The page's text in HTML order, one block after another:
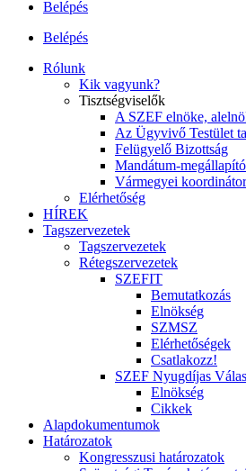
Belépés
Belépés
Rólunk
Kik vagyunk?
Tisztségviselők
A SZEF elnöke,
Az Ügyvivő Testület
Felügyelő Bizottság
Mandátum-
Vármegyei
Elérhetőség
HÍREK
Tagszervezetek
Tagszervezetek
Rétegszervezetek
SZEFIT
Bemutatkozás
Elnökség
SZMSZ
Elérhetőségek
Csatlakozz!
SZEF Nyugdíjas
Elnökség
Cikkek
Alapdokumentumok
Határozatok
Kongresszusi határozatok